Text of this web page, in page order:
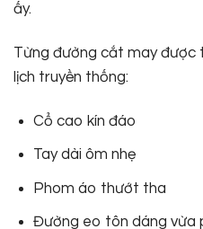
ấy.
Từng đường cắt may được
lịch truyền thống:
Cổ cao kín đáo
Tay dài ôm nhẹ
Phom áo thướt tha
Đường eo tôn dáng vừa